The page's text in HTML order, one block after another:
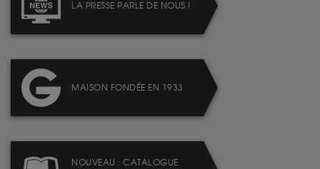
LA PRESSE PARLE DE NOUS !
MAISON FONDÉE EN 1933
NOUVEAU : CATALOGUE